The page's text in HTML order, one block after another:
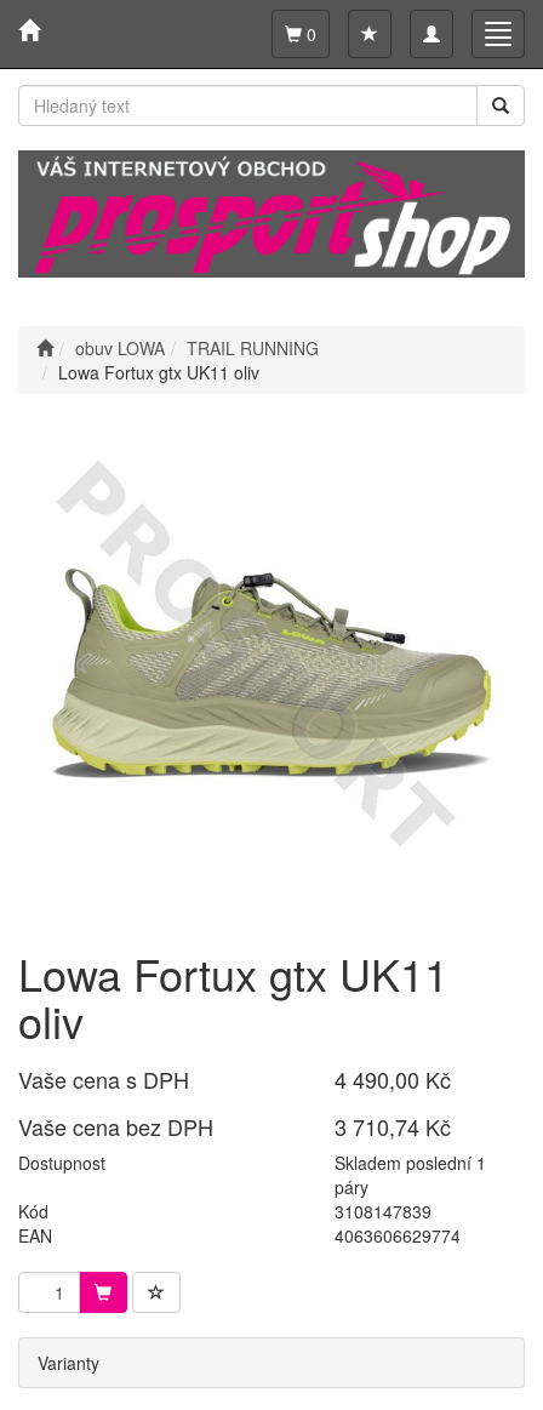
Toggle
navigation
0
obuv LOWA
TRAIL RUNNING
Lowa Fortux gtx UK11 oliv
Lowa Fortux gtx UK11
oliv
Vaše cena s DPH
4 490,00 Kč
Vaše cena bez DPH
3 710,74 Kč
Dostupnost
Skladem poslední 1
páry
Kód
3108147839
EAN
4063606629774
Varianty